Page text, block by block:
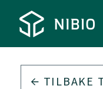
TILBAKE